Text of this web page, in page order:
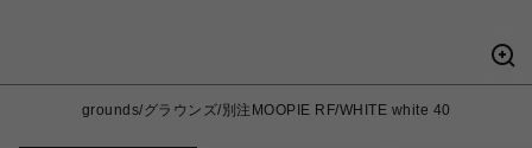
grounds/グラウンズ/別注MOOPIE RF/WHITE white 40